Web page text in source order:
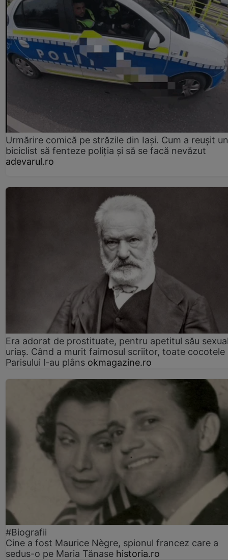
Urmărire comică pe străzile din Iași. Cum a reușit un
biciclist să fenteze poliția și să se facă nevăzut
adevarul.ro
Era adorat de prostituate, pentru apetitul său
uriaș. Când a murit faimosul scriitor, toate cocotele
Parisului l-au plâns okmagazine.ro
#Biografii
Cine a fost Maurice Nègre, spionul francez care a
sedus-o pe Maria Tănase historia.ro